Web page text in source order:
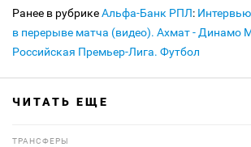
Ранее в рубрикеАльфа-Банк РПЛ:
в перерыве матча (видео). Ахмат - Динамо
Российская Премьер-Лига. Футбол
ЧИТАТЬ ЕЩЕ
ТРАНСФЕРЫ